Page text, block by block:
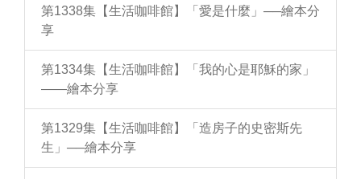
第1338集【生活咖啡館】「愛是什麼」──繪本分
享
第1334集【生活咖啡館】「我的心是耶穌的家」
——繪本分享
第1329集【生活咖啡館】「造房子的史密斯先
生」──繪本分享